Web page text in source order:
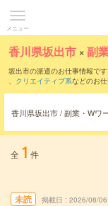
メニュー
香川県坂出市 ×副
坂出市の派遣のお仕事情報です
、 クリエイティブ系などのお
香川県坂出市 / 副業・Wワ
全 1 件
未読 掲載日 2026/08/06